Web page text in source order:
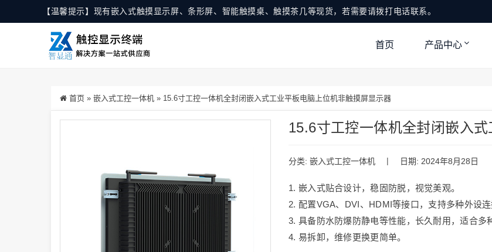
【温馨提示】现有嵌入式触摸显示屏、条形屏、智能触摸桌、触摸茶几等现货，若需要请拨打电话联系。
首页 产品中心
首页 » 嵌入式工控一体机 » 15.6寸工控一体机全封闭嵌入式工业平板电脑上位机非触摸屏显示器
15.6寸工控一体机全封闭嵌入
分类: 嵌入式工控一体机 | 日期: 2024年8月28日
1. 嵌入式贴合设计，稳固防脱，视觉美观。
2. 配置VGA、DVI、HDMI等接口，支持多种外设连
3. 具备防水防爆防静电等性能，长久耐用，适合多
4. 易拆卸，维修更换更简单。